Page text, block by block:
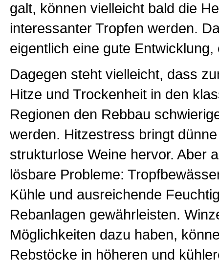
galt, können vielleicht bald die
interessanter Tropfen werden.
eigentlich eine gute Entwicklung,
Dagegen steht vielleicht, dass
Hitze und Trockenheit in den
Regionen den Rebbau
werden. Hitzestress bringt
strukturlose Weine hervor. Aber
lösbare Probleme:
Kühle und ausreichende
Rebanlagen gewährleisten.
Möglichkeiten dazu haben,
Rebstöcke in höheren und